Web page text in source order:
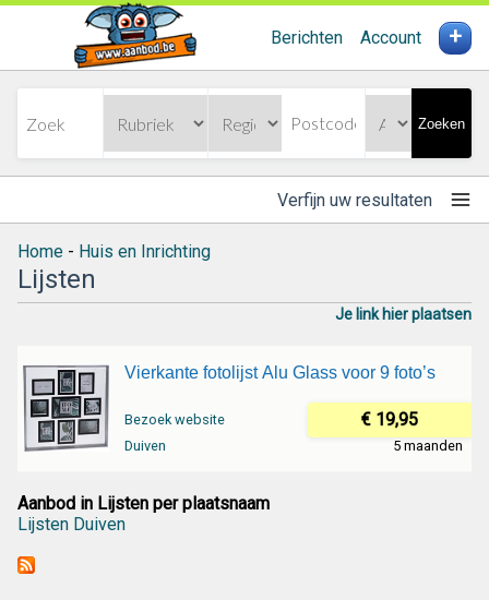
Berichten Account +
Zoeken
Verfijn uw resultaten
Home - Huis en Inrichting
Lijsten
Je link hier plaatsen
Vierkante fotolijst Alu Glass voor 9 foto’s
Bezoek website € 19,95
Duiven 5 maanden
Aanbod in Lijsten per plaatsnaam
Lijsten Duiven